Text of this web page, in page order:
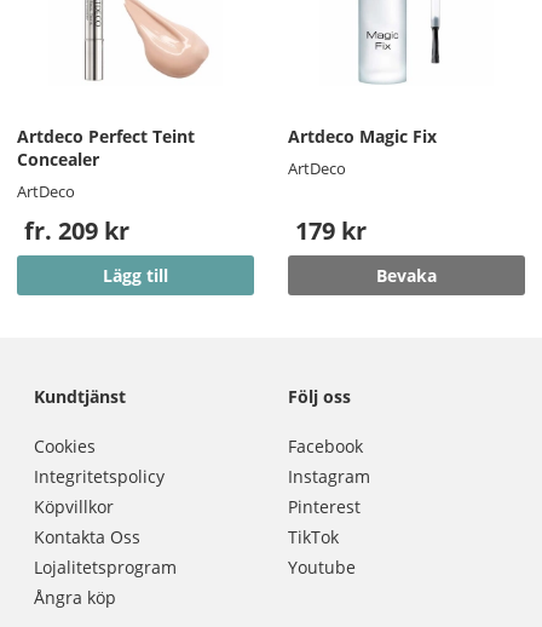
Artdeco Perfect Teint
Concealer
ArtDeco
fr. 209 kr
Lägg till
Artdeco Magic Fix
ArtDeco
179 kr
Bevaka
Kundtjänst
Cookies
Integritetspolicy
Köpvillkor
Kontakta Oss
Lojalitetsprogram
Ångra köp
Följ oss
Facebook
Instagram
Pinterest
TikTok
Youtube